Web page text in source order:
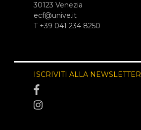
30123 Venezia
ecf@unive.it
T +39 041 234 8250
ISCRIVITI ALLA NEWSLETTER